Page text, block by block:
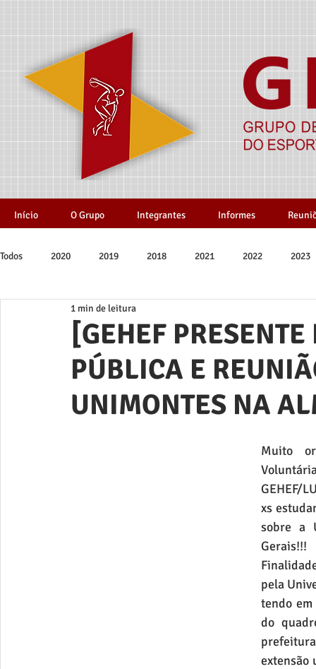
Início O Grupo Integrantes Informes
Todos 2020 2019 2018 2021 2022 2023
[GEHEF
PÚBLICA E
UNIMONTES NA
1 min de leitura
Muito
GEHEF/
xs
sobre a
Gerais!!!
pela
tendo
do
extensão